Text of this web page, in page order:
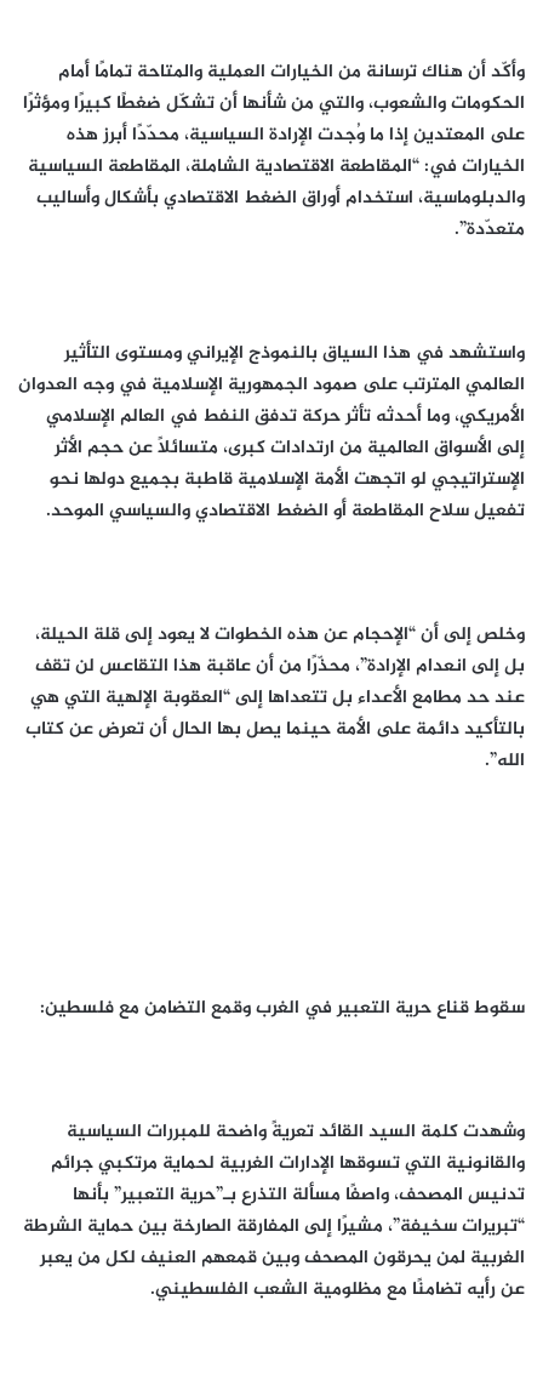
وأكّد أن هناك ترسانة من الخيارات العملية والمتاحة تمامًا أمام
الحكومات والشعوب، والتي من شأنها أن تشكّل ضغطًا كبيرًا ومؤثرًا
على المعتدين إذا ما وُجدت الإرادة السياسية، محدّدًا أبرز هذه
الخيارات في: “المقاطعة الاقتصادية الشاملة، المقاطعة السياسية
والدبلوماسية، استخدام أوراق الضغط الاقتصادي بأشكال وأساليب
متعدّدة”.
واستشهد في هذا السياق بالنموذج الإيراني ومستوى التأثير
العالمي المترتب على صمود الجمهورية الإسلامية في وجه العدوان
الأمريكي، وما أحدثه تأثر حركة تدفق النفط في العالم الإسلامي
إلى الأسواق العالمية من ارتدادات كبرى، متسائلاً عن حجم الأثر
الإستراتيجي لو اتجهت الأمة الإسلامية قاطبة بجميع دولها نحو
تفعيل سلاح المقاطعة أو الضغط الاقتصادي والسياسي الموحد.
وخلص إلى أن “الإحجام عن هذه الخطوات لا يعود إلى قلة الحيلة،
بل إلى انعدام الإرادة”، محذّرًا من أن عاقبة هذا التقاعس لن تقف
عند حد مطامع الأعداء بل تتعداها إلى “العقوبة الإلهية التي هي
بالتأكيد دائمة على الأمة حينما يصل بها الحال أن تعرض عن كتاب
الله”.
سقوط قناع حرية التعبير في الغرب وقمع التضامن مع فلسطين:
وشهدت كلمة السيد القائد تعريةً واضحة للمبررات السياسية
والقانونية التي تسوقها الإدارات الغربية لحماية مرتكبي جرائم
تدنيس المصحف، واصفًا مسألة التذرع بـ”حرية التعبير” بأنها
“تبريرات سخيفة”، مشيرًا إلى المفارقة الصارخة بين حماية الشرطة
الغربية لمن يحرقون المصحف وبين قمعهم العنيف لكل من يعبر
عن رأيه تضامنًا مع مظلومية الشعب الفلسطيني.